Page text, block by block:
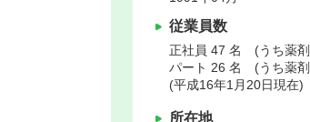
従業員数
正社員 47 名 (うち薬
パート 26 名 (うち薬
(平成16年1月20日現在)
所在地